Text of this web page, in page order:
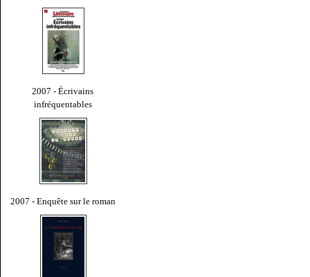
2007 - Écrivains
infréquentables
2007 - Enquête sur le roman